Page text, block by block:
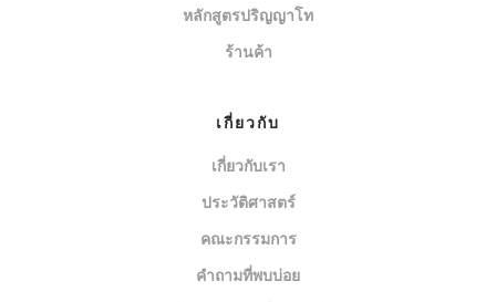
หลักสูตรปริญญาโท
ร้านค้า
เกี่ยวกับ
เกี่ยวกับเรา
ประวัติศาสตร์
คณะกรรมการ
คำถามที่พบบ่อย